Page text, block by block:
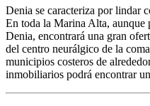
Denia se caracteriza por lindar
En toda la Marina Alta,
Denia, encontrará una gran
del centro neurálgico de la
municipios costeros de
inmobiliarios podrá encontrar